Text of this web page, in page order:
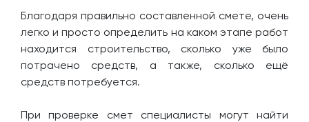
Благодаря правильно составленной смете, очень
легко и просто определить на каком этапе работ
находится строительство, сколько уже было
потрачено средств, а также, сколько ещё
средств потребуется.
При проверке смет специалисты могут найти